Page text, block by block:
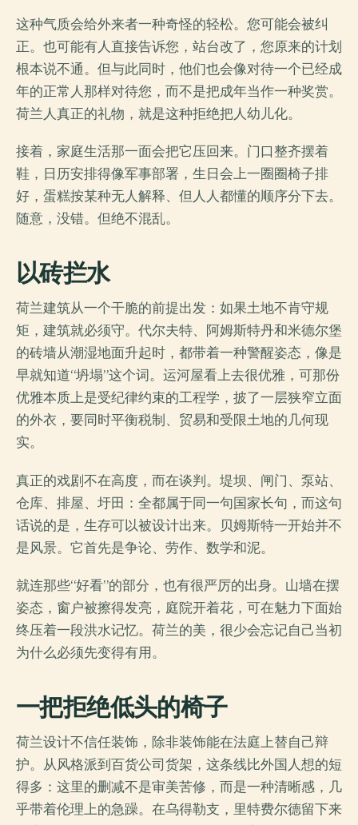
这种气质会给外来者一种奇怪的轻松。您可能会被纠
正。也可能有人直接告诉您，站台改了，您原来的计划
根本说不通。但与此同时，他们也会像对待一个已经成
年的正常人那样对待您，而不是把成年当作一种奖赏。
荷兰人真正的礼物，就是这种拒绝把人幼儿化。
接着，家庭生活那一面会把它压回来。门口整齐摆着
鞋，日历安排得像军事部署，生日会上一圈圈椅子排
好，蛋糕按某种无人解释、但人人都懂的顺序分下去。
随意，没错。但绝不混乱。
以砖拦水
荷兰建筑从一个干脆的前提出发：如果土地不肯守规
矩，建筑就必须守。代尔夫特、阿姆斯特丹和米德尔堡
的砖墙从潮湿地面升起时，都带着一种警醒姿态，像是
早就知道“坍塌”这个词。运河屋看上去很优雅，可那份
优雅本质上是受纪律约束的工程学，披了一层狭窄立面
的外衣，要同时平衡税制、贸易和受限土地的几何现
实。
真正的戏剧不在高度，而在谈判。堤坝、闸门、泵站、
仓库、排屋、圩田：全都属于同一句国家长句，而这句
话说的是，生存可以被设计出来。贝姆斯特一开始并不
是风景。它首先是争论、劳作、数学和泥。
就连那些“好看”的部分，也有很严厉的出身。山墙在摆
姿态，窗户被擦得发亮，庭院开着花，可在魅力下面始
终压着一段洪水记忆。荷兰的美，很少会忘记自己当初
为什么必须先变得有用。
一把拒绝低头的椅子
荷兰设计不信任装饰，除非装饰能在法庭上替自己辩
护。从风格派到百货公司货架，这条线比外国人想的短
得多：这里的删减不是审美苦修，而是一种清晰感，几
乎带着伦理上的急躁。在乌得勒支，里特费尔德留下来